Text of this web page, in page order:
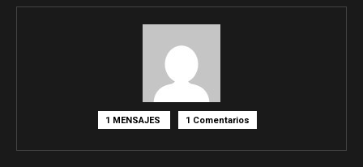
1 MENSAJES 1 Comentarios